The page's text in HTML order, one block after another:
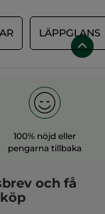
LÄPPGLANS
100% nöjd eller
pengarna tillbaka
och få